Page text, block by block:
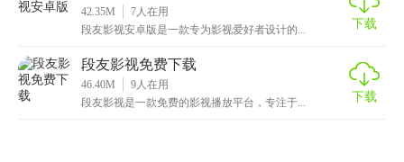
42.35M 7 人在用
段友影视安卓版是一款专为影视爱好者设计的...
下载
段友影视免费下载
46.40M 9 人在用
段友影视是一款免费的影视播放平台，专注于...
下载